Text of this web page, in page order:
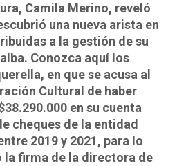
Camila Merino, reveló
una nueva arista en
a la gestión de su
Conozca aquí los
en que se acusa al
Cultural de haber
en su cuenta
cheques de la entidad
2019 y 2021, para lo
la firma de la directora de